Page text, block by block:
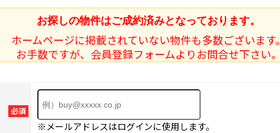
お探しの物件はご成約済みとなっております。
ホームページに掲載されていない物件も多数ございます。
お手数ですが、会員登録フォームよりお問合せ下さい。
必須
※メールアドレスはログインに使用します。